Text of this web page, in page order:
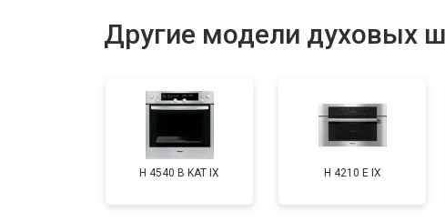
Замена панели управления
Другие модели духовых
H 4540 B KAT IX H 4210 E IX